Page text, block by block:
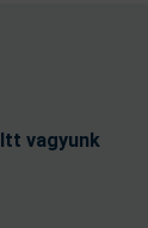
Itt vagyunk